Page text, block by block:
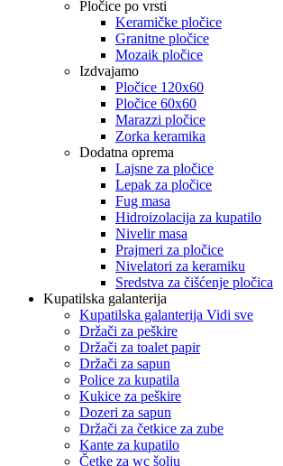
Pločice po vrsti
Keramičke pločice
Granitne pločice
Mozaik pločice
Izdvajamo
Pločice 120x60
Pločice 60x60
Marazzi pločice
Zorka keramika
Dodatna oprema
Lajsne za pločice
Lepak za pločice
Fug masa
Hidroizolacija za kupatilo
Nivelir masa
Prajmeri za pločice
Nivelatori za keramiku
Sredstva za čišćenje pločica
Kupatilska galanterija
Kupatilska galanterija Vidi sve
Držači za peškire
Držači za toalet papir
Držači za sapun
Police za kupatila
Kukice za peškire
Dozeri za sapun
Držači za četkice za zube
Kante za kupatilo
Četke za wc šolju